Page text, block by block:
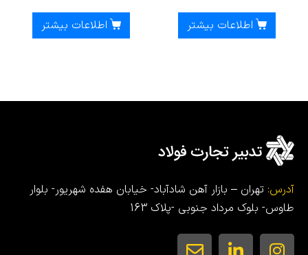
اطلاعات بیشتر اطلاعات بیشتر
آدرس: تهران – بازار آهن شادآباد- خیابان هفده شهریور- بلوار
طاوس- بلوک مرداد جنوبی -پلاک 163